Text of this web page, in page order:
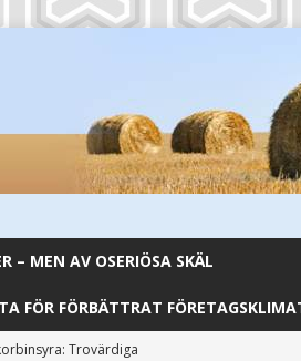
– MEN AV OSERIÖSA SKÄL
FÖR FÖRBÄTTRAT
Trovärdiga